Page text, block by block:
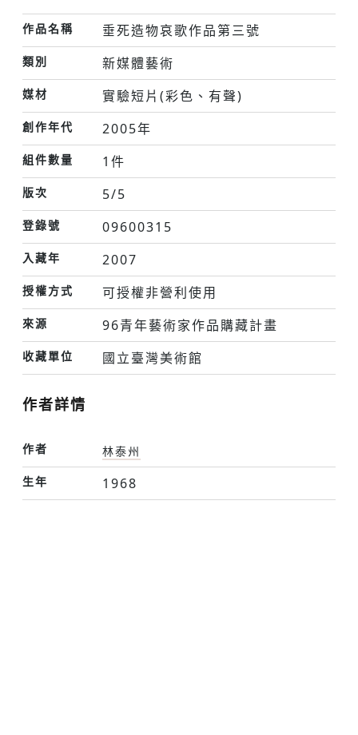
作品名稱 垂死造物哀歌作品第三號
類別 新媒體藝術
媒材 實驗短片(彩色、有聲)
創作年代 2005年
組件數量 1件
版次 5/5
登錄號 09600315
入藏年 2007
授權方式 可授權非營利使用
來源 96青年藝術家作品購藏計畫
收藏單位 國立臺灣美術館
作者詳情
作者
林泰州
生年
1968